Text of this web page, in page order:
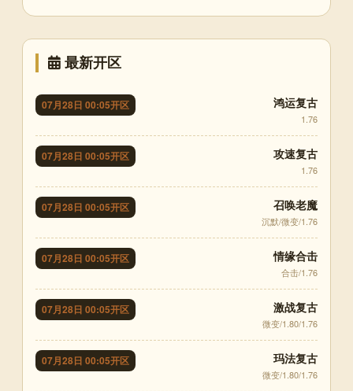
最新开区
07月28日 00:05开区 鸿运复古
1.76
07月28日 00:05开区 攻速复古
1.76
07月28日 00:05开区 召唤老魔
沉默/微变/1.76
07月28日 00:05开区 情缘合击
合击/1.76
07月28日 00:05开区 激战复古
微变/1.80/1.76
07月28日 00:05开区 玛法复古
微变/1.80/1.76